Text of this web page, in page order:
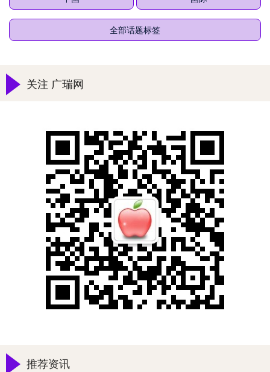
全部话题标签
关注 广瑞网
推荐资讯